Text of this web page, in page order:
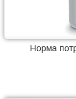
Норма